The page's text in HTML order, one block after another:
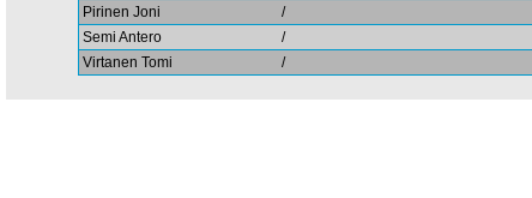
Pirinen Joni
/
Semi Antero
/
Virtanen Tomi
/